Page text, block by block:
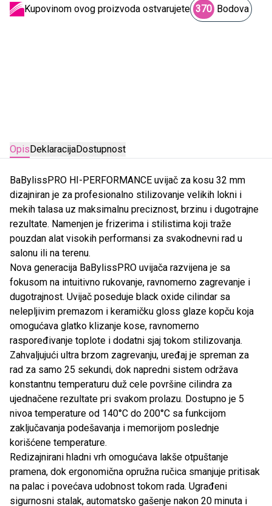
Kupovinom ovog proizvoda ostvarujete 370 Bodova
OpisDeklaracijaDostupnost
BaBylissPRO HI-PERFORMANCE uvijač za kosu 32 mm
dizajniran je za profesionalno stilizovanje velikih lokni i
mekih talasa uz maksimalnu preciznost, brzinu i dugotrajne
rezultate. Namenjen je frizerima i stilistima koji traže
pouzdan alat visokih performansi za svakodnevni rad u
salonu ili na terenu.
Nova generacija BaBylissPRO uvijača razvijena je sa
fokusom na intuitivno rukovanje, ravnomerno zagrevanje i
dugotrajnost. Uvijač poseduje black oxide cilindar sa
nelepljivim premazom i keramičku gloss glaze kopču koja
omogućava glatko klizanje kose, ravnomerno
raspoređivanje toplote i dodatni sjaj tokom stilizovanja.
Zahvaljujući ultra brzom zagrevanju, uređaj je spreman za
rad za samo 25 sekundi, dok napredni sistem održava
konstantnu temperaturu duž cele površine cilindra za
ujednačene rezultate pri svakom prolazu. Dostupno je 5
nivoa temperature od 140°C do 200°C sa funkcijom
zaključavanja podešavanja i memorijom poslednje
korišćene temperature.
Redizajnirani hladni vrh omogućava lakše otpuštanje
pramena, dok ergonomična opružna ručica smanjuje pritisak
na palac i povećava udobnost tokom rada. Ugrađeni
sigurnosni stalak, automatsko gašenje nakon 20 minuta i